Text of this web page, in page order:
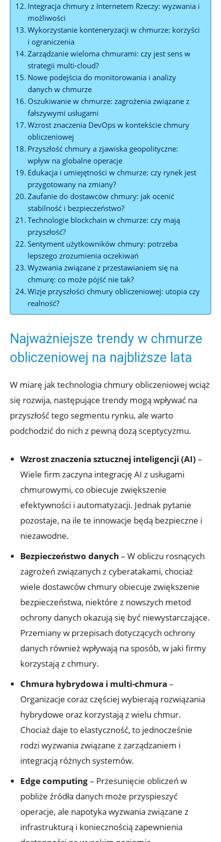
Integracja chmury z Internetem Rzeczy: wyzwania i⁤
możliwości
Wykorzystanie konteneryzacji w chmurze: korzyści
i‌ ograniczenia
Zarządzanie⁤ wieloma chmurami: ‍czy jest⁣ sens w​
strategii multi-cloud?
Nowe podejścia do​ monitorowania i analizy
danych w chmurze
Oszukiwanie w ⁢chmurze: zagrożenia związane z
fałszywymi usługami
Wzrost znaczenia​ DevOps w kontekście chmury
obliczeniowej
Przyszłość chmury a ⁣zjawiska geopolityczne:
⁣wpływ na globalne operacje
Edukacja i ⁤umiejętności w chmurze: czy rynek jest
przygotowany na ⁢zmiany?
Zaufanie do ​dostawców chmury: jak ocenić
stabilność i bezpieczeństwo?
Technologie​ blockchain w chmurze: czy mają
przyszłość?
Sentyment użytkowników⁣ chmury: ⁤potrzeba
lepszego zrozumienia oczekiwań
Wyzwania związane z⁣ przestawianiem się na
chmurę: ⁤co może pójść⁢ nie tak?
Wizje przyszłości chmury⁣ obliczeniowej: ⁤utopia czy
realność?
Najważniejsze⁤ trendy w chmurze
‍obliczeniowej na najbliższe lata
W miarę jak‍ technologia chmury obliczeniowej wciąż
się rozwija, następujące trendy mogą wpływać na‌
przyszłość ​tego segmentu​ rynku, ale warto
⁣podchodzić do nich ⁣z pewną dozą sceptycyzmu.
Wzrost⁣ znaczenia sztucznej inteligencji ‍(AI) ‌–
Wiele firm zaczyna integrację AI z usługami
chmurowymi, co obiecuje zwiększenie
efektywności⁣ i automatyzacji. Jednak pytanie​
pozostaje, na ile te ⁣innowacje będą bezpieczne i⁤
niezawodne.
Bezpieczeństwo danych – W obliczu​ rosnących
zagrożeń związanych z⁤ cyberatakami, chociaż
wiele dostawców ⁢chmury obiecuje zwiększenie
bezpieczeństwa, niektóre z nowszych metod
ochrony danych okazują się być niewystarczające.​
Przemiany⁢ w przepisach dotyczących ochrony‍
danych również wpływają ‍na sposób, w jaki‌ firmy⁢
korzystają z chmury.
Chmura hybrydowa ⁢i multi-chmura –
Organizacje coraz częściej wybierają rozwiązania
hybrydowe oraz korzystają ‍z wielu⁢ chmur.
⁢Chociaż‌ daje to elastyczność, to jednocześnie
rodzi wyzwania związane z zarządzaniem i
integracją⁢ różnych systemów.
Edge computing⁣– Przesunięcie obliczeń w
pobliże źródła⁤ danych może‌ przyspieszyć
‌operacje, ‍ale napotyka wyzwania związane z
infrastrukturą i ‍koniecznością zapewnienia